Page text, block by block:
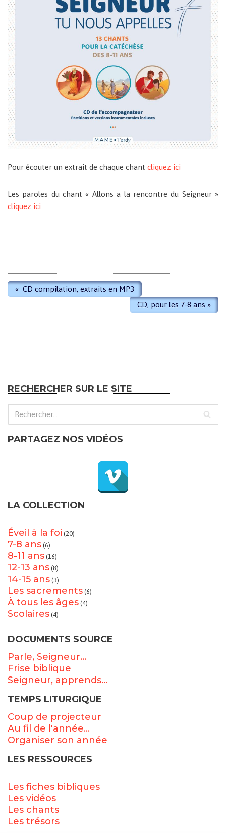
Pour écouter un extrait de chaque chant cliquez ici
Les paroles du chant « Allons a la rencontre du Seigneur »
cliquez ici
« CD compilation, extraits en MP3
CD, pour les 7-8 ans »
RECHERCHER SUR LE SITE
PARTAGEZ NOS VIDÉOS
LA COLLECTION
Éveil à la foi (20)
7-8 ans (6)
8-11 ans (16)
12-13 ans (8)
14-15 ans (3)
Les sacrements (6)
À tous les âges (4)
Scolaires (4)
DOCUMENTS SOURCE
Parle, Seigneur...
Frise biblique
Seigneur, apprends...
TEMPS LITURGIQUE
Coup de projecteur
Au fil de l'année...
Organiser son année
LES RESSOURCES
Les fiches bibliques
Les vidéos
Les chants
Les trésors